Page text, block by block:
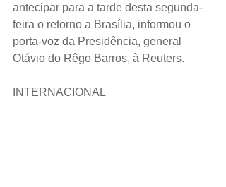
antecipar para a tarde desta segunda-
feira o retorno a Brasília, informou o
porta-voz da Presidência, general
Otávio do Rêgo Barros, à Reuters.
INTERNACIONAL